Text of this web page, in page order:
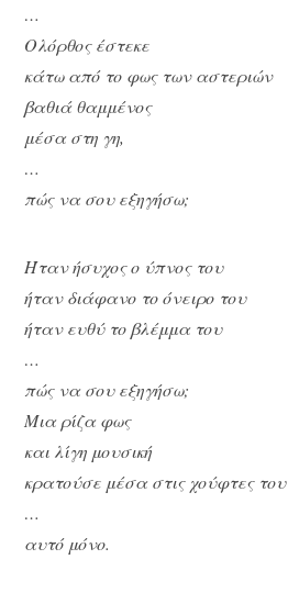
…
Ολόρθος έστεκε
κάτω από το φως των αστεριών
βαθιά θαμμένος
μέσα στη γη,
…
πώς να σου εξηγήσω;
Ήταν ήσυχος ο ύπνος του
ήταν διάφανο το όνειρο του
ήταν ευθύ το βλέμμα του
…
πώς να σου εξηγήσω;
Μια ρίζα φως
και λίγη μουσική
κρατούσε μέσα στις χούφτες του
…
αυτό μόνο.